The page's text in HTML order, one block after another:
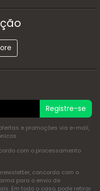
Registre-se
e promoções via e-mail,
com o processamento
concorda com o
para o envio de
Em todo o caso, pode retirar